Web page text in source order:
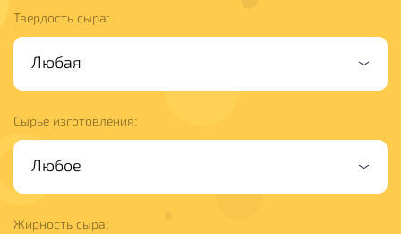
Твердость сыра:
Сырье изготовления:
Жирность сыра: